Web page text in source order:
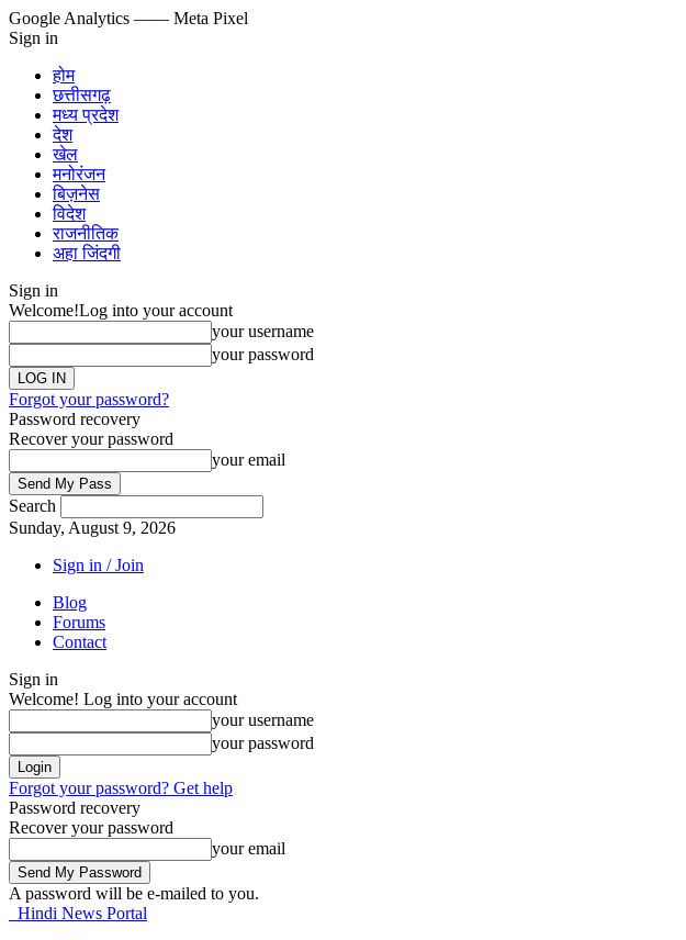
Google Analytics —— Meta Pixel
Sign in
होम
छत्तीसगढ़
मध्य प्रदेश
देश
खेल
मनोरंजन
बिज़नेस
विदेश
राजनीतिक
अहा जिंदगी
Sign in
Welcome!Log into your account
your username
your password
Forgot your password?
Password recovery
Recover your password
your email
Search
Sunday, August 9, 2026
Sign in / Join
Blog
Forums
Contact
Sign in
Welcome! Log into your account
your username
your password
Forgot your password? Get help
Password recovery
Recover your password
your email
A password will be e-mailed to you.
Hindi News Portal